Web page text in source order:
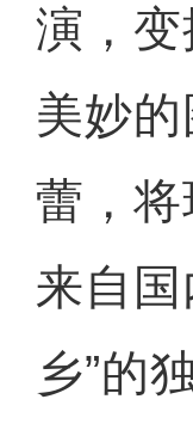
演，
美妙
蕾，
来自
乡”的